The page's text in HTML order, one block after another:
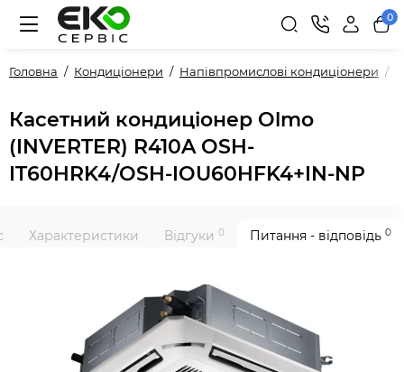
0
Головна Кондиціонери Напівпромислові кондиціонери
Касетний кондиціонер Olmo
(INVERTER) R410A OSH-
IT60HRK4/OSH-IOU60HFK4+IN-NP
Характеристики Відгуки 0 Питання - відповідь 0